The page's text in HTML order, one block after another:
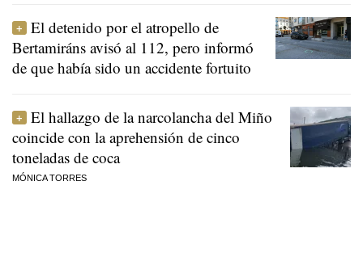
El detenido por el atropello de
Bertamiráns avisó al 112, pero informó
de que había sido un accidente fortuito
El hallazgo de la narcolancha del Miño
coincide con la aprehensión de cinco
toneladas de coca
MÓNICA TORRES